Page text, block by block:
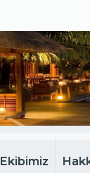
Ekibimiz